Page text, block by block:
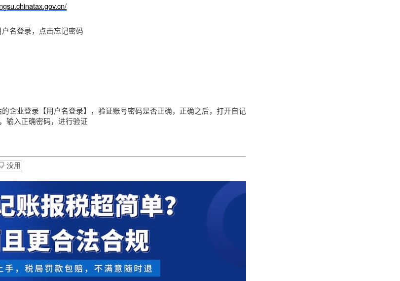
名登录，点击忘记密码
企业登录【用户名登录】，验证账号密码是否正确，正确之后，打开自记
输入正确密码，进行验证
没用